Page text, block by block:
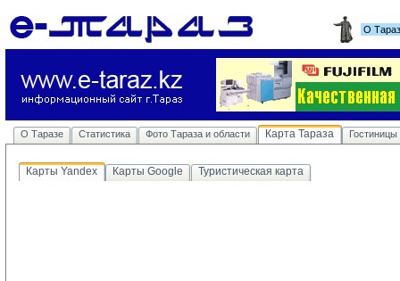
О
О Таразе Статистика Фото Тараза и области Карта Тараза Гостиницы
Карты Yandex Карты Google Туристическая карта